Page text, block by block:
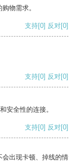
物需求。
支持[0] 反对[0]
支持[0] 反对[0]
安全性的连接。
支持[0] 反对[0]
出现卡顿、掉线的情